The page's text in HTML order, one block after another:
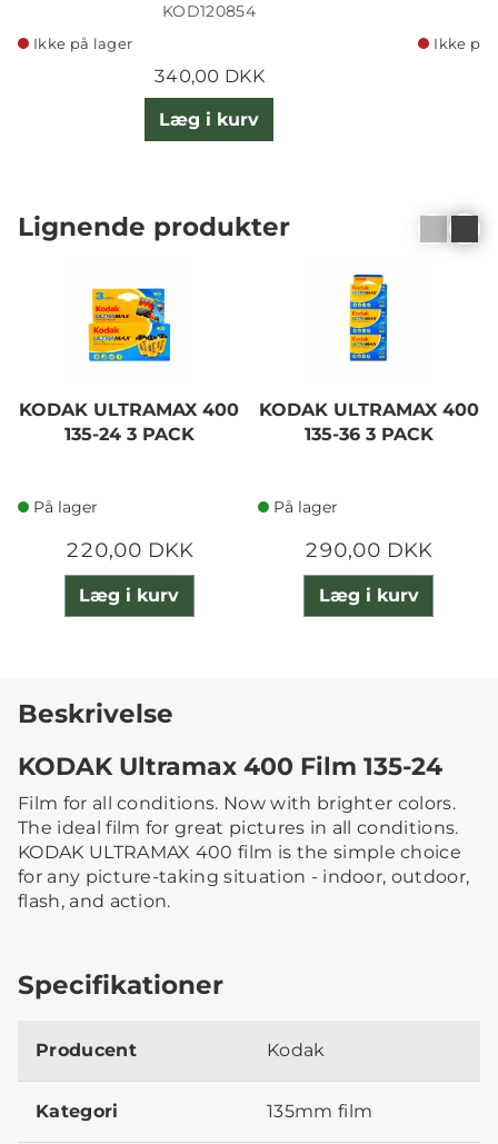
KOD120854
Ikke på lager
340,00 DKK
Læg i kurv
Ikke på
Lignende produkter
KODAK ULTRAMAX 400
135-24 3 PACK
På lager
220,00 DKK
Læg i kurv
KODAK ULTRAMAX 400
135-36 3 PACK
På lager
290,00 DKK
Læg i kurv
Beskrivelse
KODAK Ultramax 400 Film 135-24
Film for all conditions. Now with brighter colors.
The ideal film for great pictures in all conditions.
KODAK ULTRAMAX 400 film is the simple choice
for any picture-taking situation - indoor, outdoor,
flash, and action.
Specifikationer
Producent Kodak
Kategori 135mm film